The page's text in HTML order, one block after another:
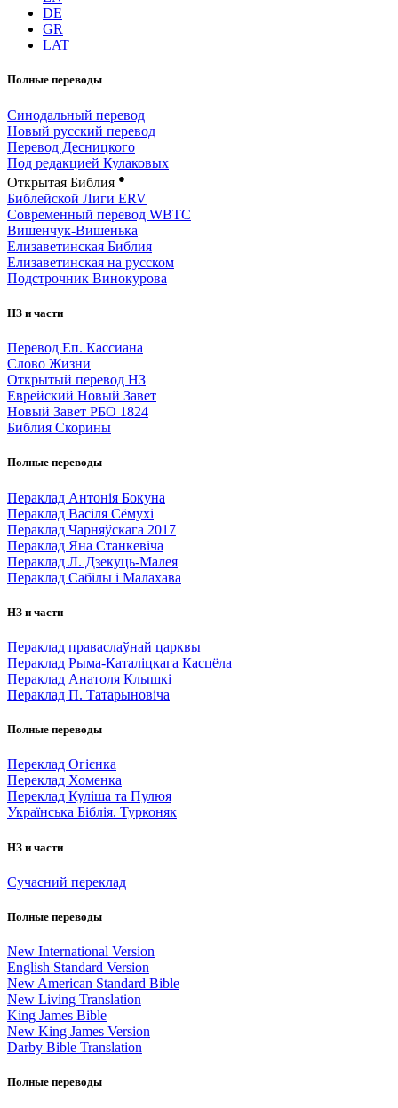
DE
GR
LAT
Полные переводы
Синодальный перевод
Новый русский перевод
Перевод Десницкого
Под редакцией Кулаковых
Открытая Библия ●
Библейской Лиги ERV
Cовременный перевод WBTC
Вишенчук-Вишенька
Елизаветинская Библия
Елизаветинская на русском
Подстрочник Винокурова
НЗ и части
Перевод Еп. Кассиана
Слово Жизни
Открытый перевод НЗ
Еврейский Новый Завет
Новый Завет РБО 1824
Библия Скорины
Полные переводы
Пераклад Антонія Бокуна
Пераклад Васіля Сёмухі
Пераклад Чарняўскага 2017
Пераклад Яна Станкевіча
Пераклад Л. Дзекуць-Малея
Пераклад Сабілы і Малахава
НЗ и части
Пераклад праваслаўнай царквы
Пераклад Рыма-Каталіцкага Касцёла
Пераклад Анатоля Клышкi
Пераклад П. Татарыновіча
Полные переводы
Переклад Огієнка
Переклад Хоменка
Переклад Куліша та Пулюя
Українська Біблія. Турконяк
НЗ и части
Сучасний переклад
Полные переводы
New International Version
English Standard Version
New American Standard Bible
New Living Translation
King James Bible
New King James Version
Darby Bible Translation
Полные переводы